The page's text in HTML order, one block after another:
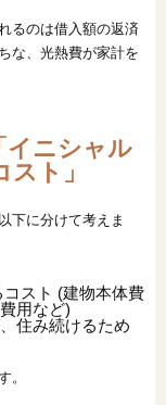
るのは借入額の返済
な、光熱費が家計を
イニシャル
ト」
下に分けて考えま
スト (建物本体費
用など)
住み続けるため
。